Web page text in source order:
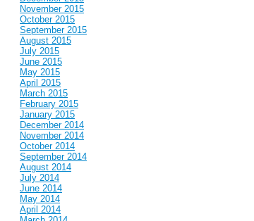
November 2015
October 2015
September 2015
August 2015
July 2015
June 2015
May 2015
April 2015
March 2015
February 2015
January 2015
December 2014
November 2014
October 2014
September 2014
August 2014
July 2014
June 2014
May 2014
April 2014